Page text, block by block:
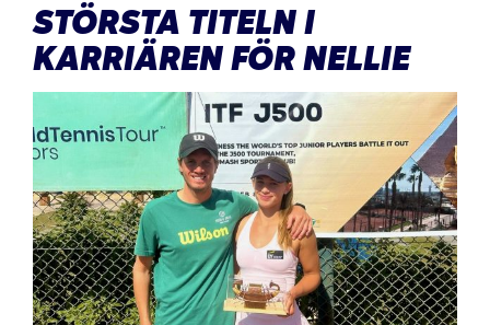
STÖRSTA TITELN I
KARRIÄREN FÖR NELLIE